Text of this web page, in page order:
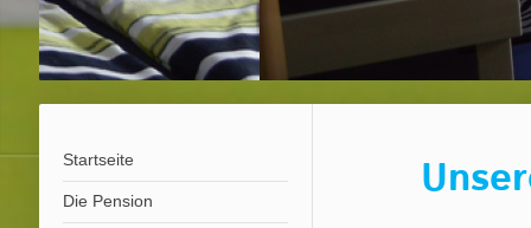
Startseite
Die Pension